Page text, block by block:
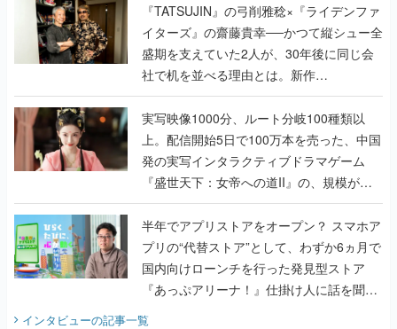
く
『TATSUJIN』の弓削雅稔×『ライデンファ
イターズ』の齋藤貴幸──かつて縦シュー全
盛期を支えていた2人が、30年後に同じ会
社で机を並べる理由とは。新作
『TATSUJIN EXTREME』で初タッグを組
んだレジェンド2人に訊く開発秘話
実写映像1000分、ルート分岐100種類以
上。配信開始5日で100万本を売った、中国
発の実写インタラクティブドラマゲーム
『盛世天下：女帝への道II』の、規模が違
うこだわりをプロデューサーに聞いた
半年でアプリストアをオープン？ スマホア
プリの“代替ストア”として、わずか6ヵ月で
国内向けローンチを行った発見型ストア
『あっぷアリーナ！』仕掛け人に話を聞い
てみた
インタビューの記事一覧